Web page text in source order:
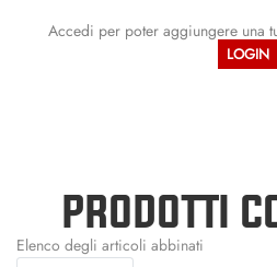
Accedi per poter aggiungere una
LOGIN
PRODOTTI
Elenco degli articoli abbinati